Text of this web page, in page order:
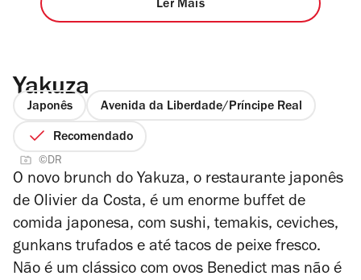
Ler Mais
Yakuza
Japonês Avenida da Liberdade/Príncipe Real
Recomendado
©DR
O novo brunch do Yakuza, o restaurante japonês
de Olivier da Costa, é um enorme buffet de
comida japonesa, com sushi, temakis, ceviches,
gunkans trufados e até tacos de peixe fresco.
Não é um clássico com ovos Benedict mas não é